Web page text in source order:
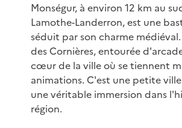
Monségur, à environ 12 km au
Lamothe-Landerron, est une
séduit par son charme
des Cornières, entourée
cœur de la ville où se tiennent
animations. C'est une petite
une véritable immersion dans
région.